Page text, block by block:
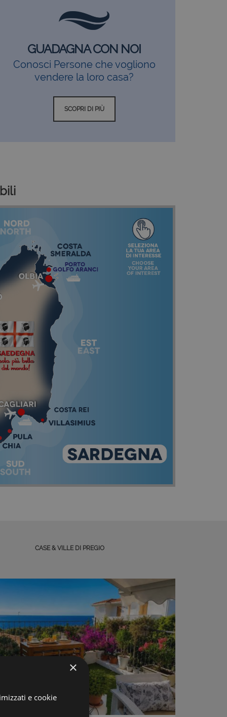
GUADAGNA CON NOI
Conosci Persone che vogliono
vendere la loro casa?
SCOPRI DI PIÙ
CASE & VILLE DI PREGIO
×
e cookie